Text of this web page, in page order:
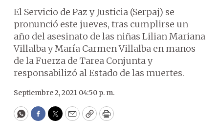
El Servicio de Paz y Justicia (Serpaj) se
pronunció este jueves, tras cumplirse un
año del asesinato de las niñas Lilian Mariana
Villalba y María Carmen Villalba en manos
de la Fuerza de Tarea Conjunta y
responsabilizó al Estado de las muertes.
Septiembre 2, 2021 04:50 p. m.
WhatsApp
Facebook
Twitter
EmailCopyPrint